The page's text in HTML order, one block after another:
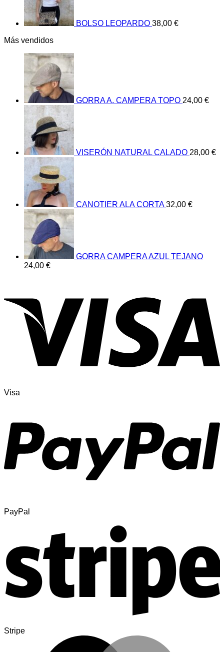
BOLSO LEOPARDO 38,00 €
Más vendidos
GORRA A. CAMPERA TOPO 24,00 €
VISERÓN NATURAL CALADO 28,00 €
CANOTIER ALA CORTA 32,00 €
GORRA CAMPERA AZUL TEJANO
24,00 €
Visa
PayPal
Stripe